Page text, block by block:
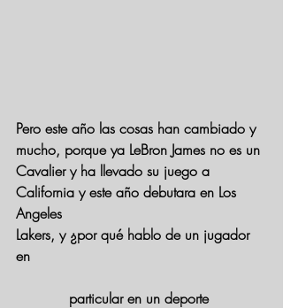
Pero este año las cosas han cambiado y
mucho, porque ya LeBron James no es un
Cavalier y ha llevado su juego a
California y este año debutara en Los
Angeles
Lakers, y ¿por qué hablo de un jugador
en